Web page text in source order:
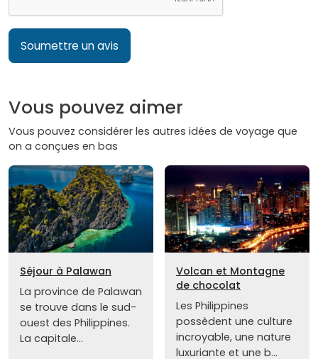
Soumettre un avis
Vous pouvez aimer
Vous pouvez considérer les autres idées de voyage que
on a conçues en bas
Séjour à Palawan
La province de Palawan
se trouve dans le sud-
ouest des Philippines.
La capitale...
Volcan et Montagne
de chocolat
Les Philippines
possèdent une culture
incroyable, une nature
luxuriante et une b...